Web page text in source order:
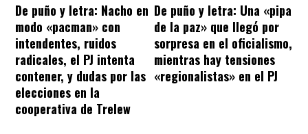
De puño y letra: Nacho en
modo «pacman» con
intendentes, ruidos
radicales, el PJ intenta
contener, y dudas por las
elecciones en la
cooperativa de Trelew
De puño y letra: Una «pipa
de la paz» que llegó por
sorpresa en el oficialismo,
mientras hay tensiones
«regionalistas» en el PJ